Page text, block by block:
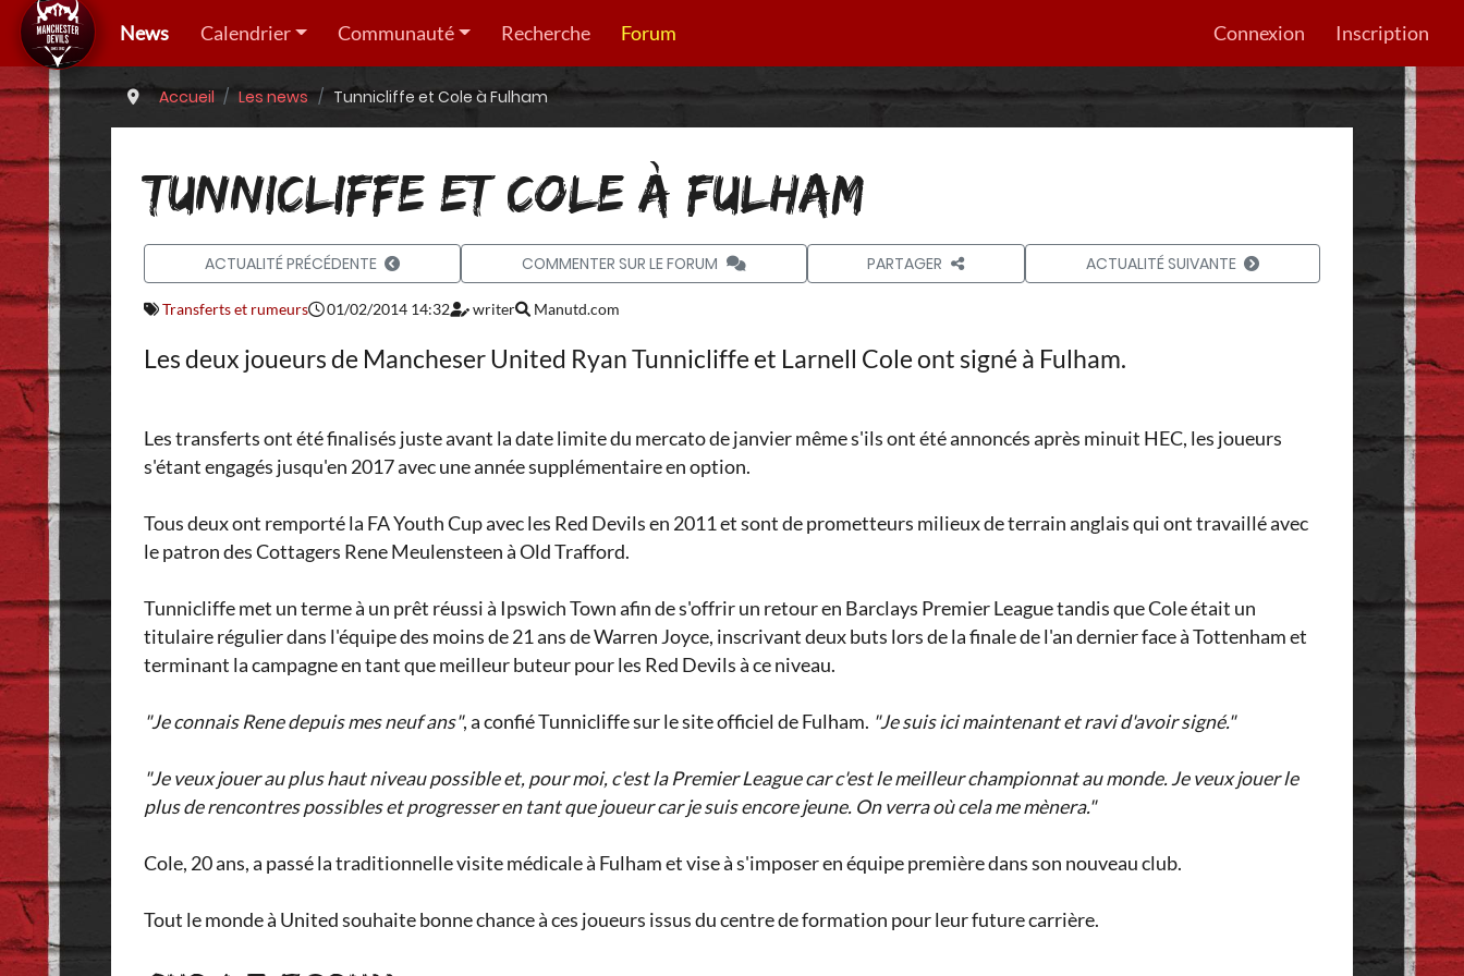
News Calendrier Communauté Recherche Forum Connexion Inscription
Accueil Les news Tunnicliffe et Cole à Fulham
TUNNICLIFFE ET COLE À FULHAM
ACTUALITÉ PRÉCÉDENTE COMMENTER SUR LE FORUM PARTAGER ACTUALITÉ SUIVANTE
Transferts et rumeurs 01/02/2014 14:32 writer Manutd.com
Les deux joueurs de Mancheser United Ryan Tunnicliffe et Larnell Cole ont signé à Fulham.
Les transferts ont été finalisés juste avant la date limite du mercato de janvier même s'ils ont été annoncés après minuit HEC, les joueurs
s'étant engagés jusqu'en 2017 avec une année supplémentaire en option.
Tous deux ont remporté la FA Youth Cup avec les Red Devils en 2011 et sont de prometteurs milieux de terrain anglais qui ont travaillé avec
le patron des Cottagers Rene Meulensteen à Old Trafford.
Tunnicliffe met un terme à un prêt réussi à Ipswich Town afin de s'offrir un retour en Barclays Premier League tandis que Cole était un
titulaire régulier dans l'équipe des moins de 21 ans de Warren Joyce, inscrivant deux buts lors de la finale de l'an dernier face à Tottenham et
terminant la campagne en tant que meilleur buteur pour les Red Devils à ce niveau.
"Je connais Rene depuis mes neuf ans", a confié Tunnicliffe sur le site officiel de Fulham. "Je suis ici maintenant et ravi d'avoir signé."
"Je veux jouer au plus haut niveau possible et, pour moi, c'est la Premier League car c'est le meilleur championnat au monde. Je veux jouer le
plus de rencontres possibles et progresser en tant que joueur car je suis encore jeune. On verra où cela me mènera."
Cole, 20 ans, a passé la traditionnelle visite médicale à Fulham et vise à s'imposer en équipe première dans son nouveau club.
Tout le monde à United souhaite bonne chance à ces joueurs issus du centre de formation pour leur future carrière.